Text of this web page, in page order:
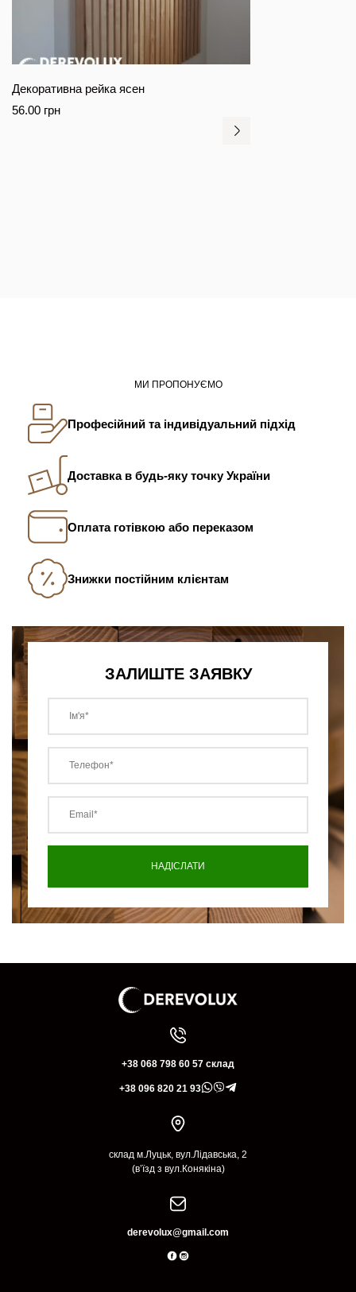
Декоративна рейка ясен
56.00 грн
МИ ПРОПОНУЄМО
Професійний та індивідуальний підхід
Доставка в будь-яку точку України
Оплата готівкою або переказом
Знижки постійним клієнтам
ЗАЛИШТЕ ЗАЯВКУ
+38 068 798 60 57 склад
+38 096 820 21 93
склад м.Луцьк, вул.Лідавська, 2
(в’їзд з вул.Конякіна)
derevolux@gmail.com